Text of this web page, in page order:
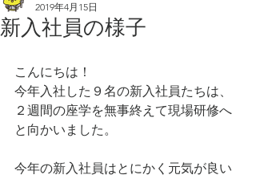
新入社員の様子
2019年4月15日
こんにちは！
今年入社した９名の新入社員たちは、
２週間の座学を無事終えて現場研修へ
と向かいました。
今年の新入社員はとにかく元気が良い